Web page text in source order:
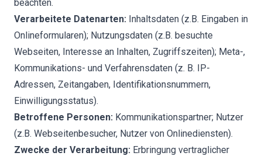
beachten.
Verarbeitete Datenarten: Inhaltsdaten (z.B. Eingaben in
Onlineformularen); Nutzungsdaten (z.B. besuchte
Webseiten, Interesse an Inhalten, Zugriffszeiten); Meta-,
Kommunikations- und Verfahrensdaten (z. B. IP-
Adressen, Zeitangaben, Identifikationsnummern,
Einwilligungsstatus).
Betroffene Personen: Kommunikationspartner; Nutzer
(z.B. Webseitenbesucher, Nutzer von Onlinediensten).
Zwecke der Verarbeitung: Erbringung vertraglicher